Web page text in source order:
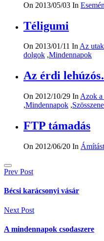
On 2013/05/03 In
Téligumi
On 2013/01/11 InAz
dolgok ,Mindennapok
Az érdi
On 2012/10/29 In Azok a
,Mindennapok ,
FTP támadás
On 2012/06/20 In
Bejegyzés
navigáció
Prev Post
Bécsi karácsonyi vásár
Next Post
A mindennapok csodaszere